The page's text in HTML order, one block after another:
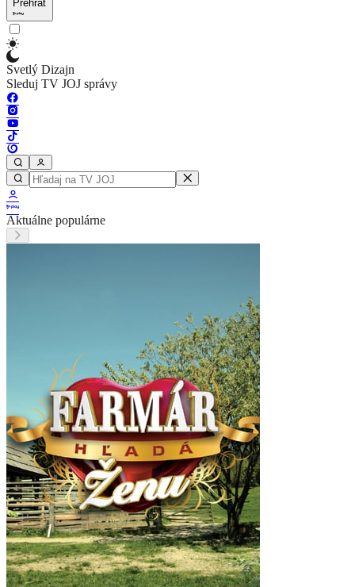
Prehrať
Svetlý Dizajn
Sleduj TV JOJ správy
Aktuálne populárne